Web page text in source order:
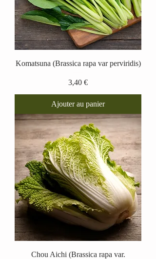
Komatsuna (Brassica rapa var perviridis)
Prix
3,40 €
Ajouter au panier
Chou Aichi (Brassica rapa var.